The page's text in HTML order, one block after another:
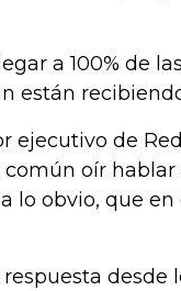
a 100% de
están
ejecutivo de
oír
lo obvio, que en
desde